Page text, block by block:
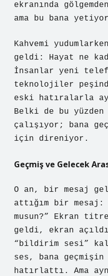
ekranında
ama bu bana
Kahvemi
geldi: Hayat ne
İnsanlar yeni
teknolojiler
eski hatıralarla
Belki de bu
çalışıyor; bana
için direniyor.
Geçmiş ve Gelecek
O an, bir mesaj
attığım bir mesaj:
musun?” Ekran
geldi, ekran
“bildirim sesi”
ses, bana
hatırlattı. Ama